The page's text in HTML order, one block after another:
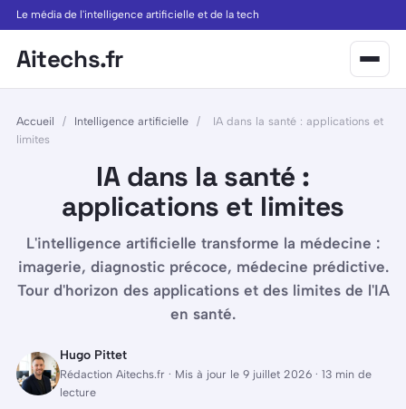
Le média de l'intelligence artificielle et de la tech
Aitechs.fr
Accueil / Intelligence artificielle /
IA dans la santé : applications et
limites
IA dans la santé :
applications et limites
L'intelligence artificielle transforme la médecine :
imagerie, diagnostic précoce, médecine prédictive.
Tour d'horizon des applications et des limites de l'IA
en santé.
Hugo Pittet
Rédaction Aitechs.fr · Mis à jour le 9 juillet 2026 · 13 min de
lecture